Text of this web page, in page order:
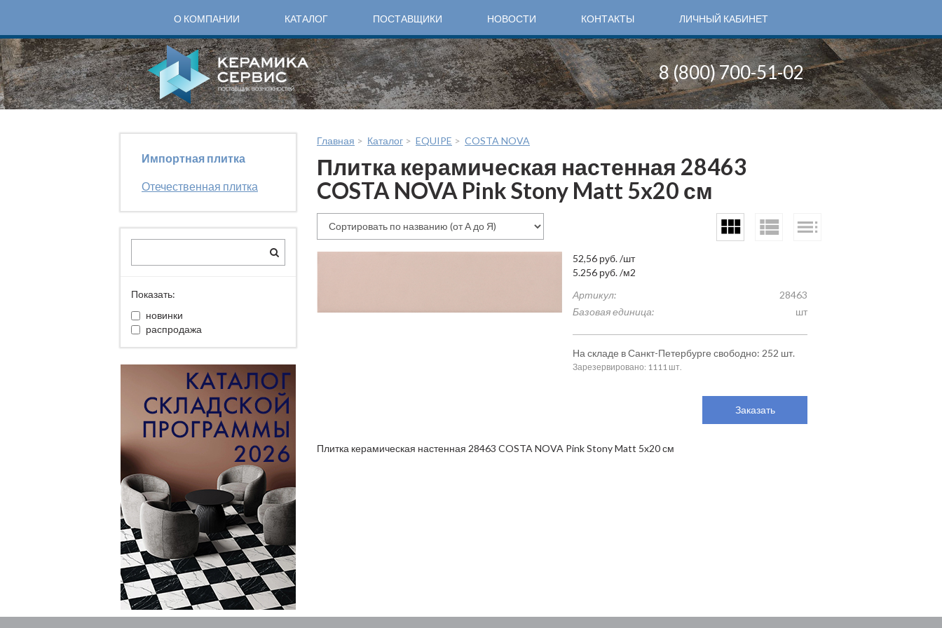
О КОМПАНИИ КАТАЛОГ ПОСТАВЩИКИ НОВОСТИ КОНТАКТЫ ЛИЧНЫЙ КАБИНЕТ
8 (800) 700-51-02
Импортная плитка
Отечественная плитка
Показать:
новинки
распродажа
Главная > Каталог > EQUIPE > COSTA NOVA
Плитка керамическая настенная 28463
COSTA NOVA Pink Stony Matt 5x20 см
52,56 руб./шт
5.256 руб./м2
Артикул:
28463
Базовая единица:
шт
На складе в Санкт-Петербурге свободно: 252 шт.
Зарезервировано: 1111 шт.
Заказать
Плитка керамическая настенная 28463 COSTA NOVA Pink Stony Matt 5x20 см